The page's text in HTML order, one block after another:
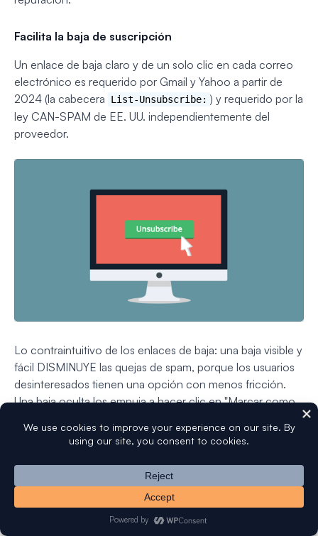
Facilita la baja de suscripción
Un enlace de baja claro y de un solo clic en cada correo
electrónico es requerido por Gmail y Yahoo a partir de
2024 (la cabecera
List-Unsubscribe: ) y requerido por la
ley CAN-SPAM de EE. UU. independientemente del
proveedor.
Lo contraintuitivo de los enlaces de baja: una baja visible y
fácil DISMINUYE las quejas de spam, porque los usuarios
desinteresados tienen una opción con menos fricción.
Una baja oculta los empuja a hacer clic en "Marcar como
reputación.
No hagas que la gente salte obstáculos. Un clic,
confirmado, hecho.
Escribe líneas de asunto y contenido atractivos